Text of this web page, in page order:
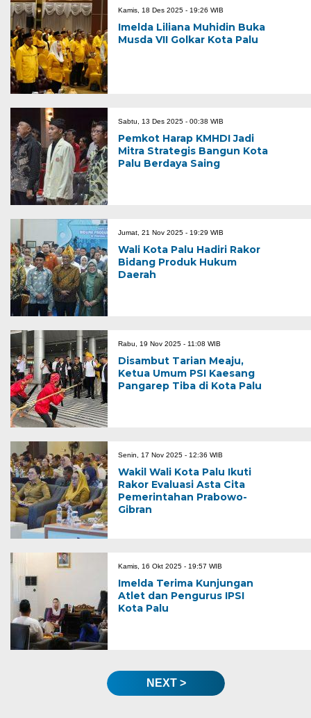
Kamis, 18 Des 2025 - 19:26 WIB
Imelda Liliana Muhidin Buka
Musda VII Golkar Kota Palu
Sabtu, 13 Des 2025 - 00:38 WIB
Pemkot Harap KMHDI Jadi
Mitra Strategis Bangun Kota
Palu Berdaya Saing
Jumat, 21 Nov 2025 - 19:29 WIB
Wali Kota Palu Hadiri Rakor
Bidang Produk Hukum
Daerah
Rabu, 19 Nov 2025 - 11:08 WIB
Disambut Tarian Meaju,
Ketua Umum PSI Kaesang
Pangarep Tiba di Kota Palu
Senin, 17 Nov 2025 - 12:36 WIB
Wakil Wali Kota Palu Ikuti
Rakor Evaluasi Asta Cita
Pemerintahan Prabowo-
Gibran
Kamis, 16 Okt 2025 - 19:57 WIB
Imelda Terima Kunjungan
Atlet dan Pengurus IPSI
Kota Palu
NEXT >